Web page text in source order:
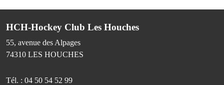
HCH-Hockey Club Les Houches
55, avenue des Alpages
74310 LES HOUCHES
Tél. : 04 50 54 52 99